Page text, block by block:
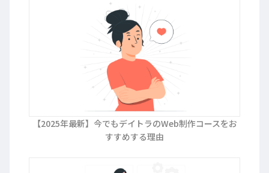
【2025年最新】今でもデイトラのWeb制作コースをお
すすめする理由